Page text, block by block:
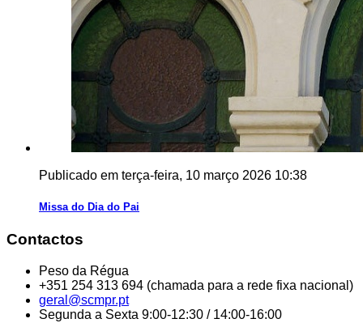
Publicado em terça-feira, 10 março 2026 10:38
Missa do Dia do Pai
Contactos
Peso da Régua
+351 254 313 694 (chamada para a rede fixa nacional)
geral@scmpr.pt
Segunda a Sexta 9:00-12:30 / 14:00-16:00